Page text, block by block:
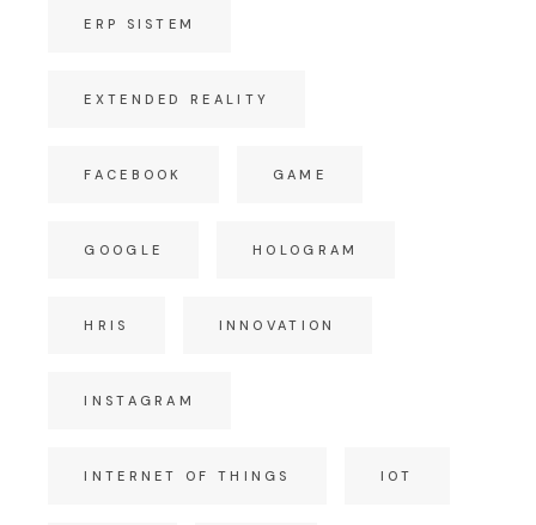
ERP SISTEM
EXTENDED REALITY
FACEBOOK GAME
GOOGLE HOLOGRAM
HRIS INNOVATION
INSTAGRAM
INTERNET OF THINGS IOT